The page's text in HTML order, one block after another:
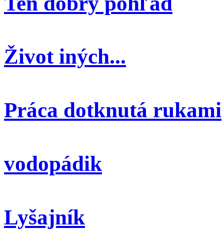
Život iných...
Práca dotknutá rukami
vodopádik
Lyšajník